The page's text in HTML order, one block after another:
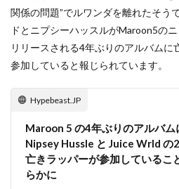
関係の問題”でルワンダを離れたそう
ドとニプシーハッスルがMaroon5の
リリースされる4年ぶりのアルバム
参加していると報じられています。
Hypebeast.JP
Maroon 5 の4年ぶりのアルバム
Nipsey Hussle と Juice Wrld の
亡きラッパーが参加しているこ
らかに